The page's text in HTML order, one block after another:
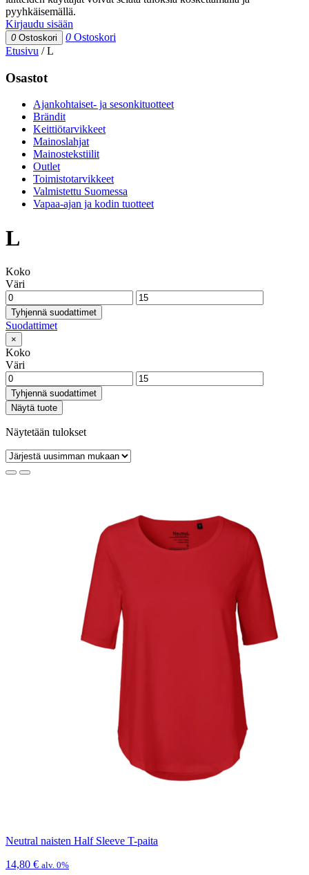
pyyhkäisemällä.
Kirjaudu sisään
0 Ostoskori 0 Ostoskori
Etusivu /L
Osastot
Ajankohtaiset- ja sesonkituotteet
Brändit
Keittiötarvikkeet
Mainoslahjat
Mainostekstiilit
Outlet
Toimistotarvikkeet
Valmistettu Suomessa
Vapaa-ajan ja kodin tuotteet
L
Koko
Väri
Tyhjennä suodattimet
Suodattimet
×
Koko
Väri
Tyhjennä suodattimet
Näytä tuote
Näytetään tulokset
Neutral naisten Half Sleeve T-paita
14,80 € alv. 0%